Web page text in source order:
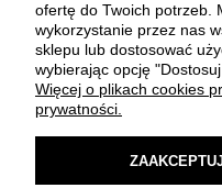
ofertę do Twoich potrzeb.
wykorzystanie przez nas
sklepu lub dostosować
wybierając opcję "Dostosuj
Więcej o plikach cookies
prywatności.